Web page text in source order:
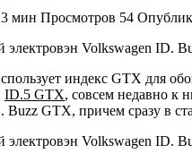
3 мин Просмотров 54
индекс GTX для
ID.5 GTX, совсем недавно к
GTX, причем сразу в